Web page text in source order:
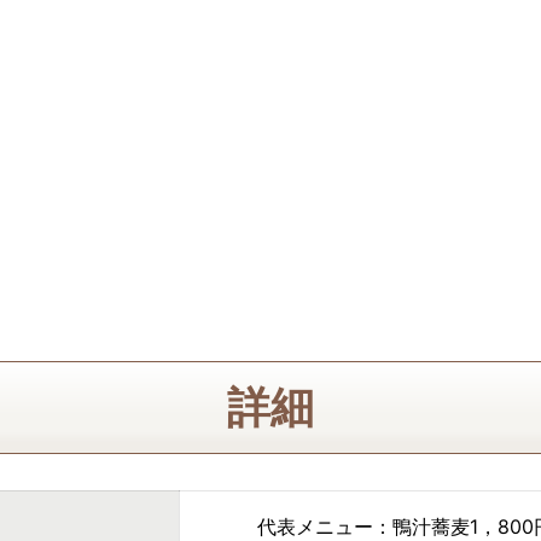
詳細
代表メニュー：鴨汁蕎麦1，800